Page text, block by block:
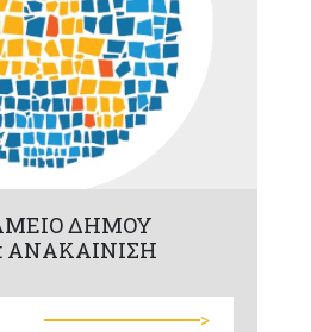
ΔΗΜΟΥ
ΑΝΑΚΑΙΝΙΣΗ
>